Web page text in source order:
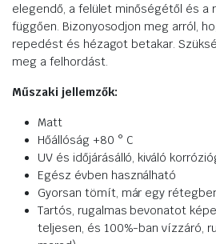
elegendő, a felület minőségétől és a
függően. Bizonyosodjon meg arról,
repedést és hézagot betakar.
meg a felhordást.
Műszaki jellemzők:
Matt
Hőállóság +80 ° C
UV és időjárásálló, kiváló
Egész évben használható
Gyorsan tömít, már egy
Tartós, rugalmas bevonatot
teljesen, és 100%-ban vízzáró,